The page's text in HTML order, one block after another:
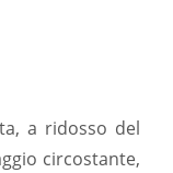
a ridosso del
circostante,